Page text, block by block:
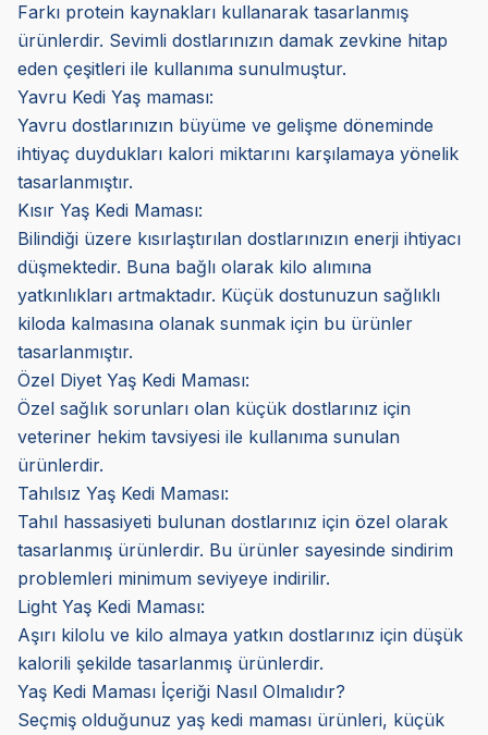
Farkı protein kaynakları kullanarak tasarlanmış
ürünlerdir. Sevimli dostlarınızın damak zevkine hitap
eden çeşitleri ile kullanıma sunulmuştur.
Yavru Kedi Yaş maması:
Yavru dostlarınızın büyüme ve gelişme döneminde
ihtiyaç duydukları kalori miktarını karşılamaya yönelik
tasarlanmıştır.
Kısır Yaş Kedi Maması:
Bilindiği üzere kısırlaştırılan dostlarınızın enerji ihtiyacı
düşmektedir. Buna bağlı olarak kilo alımına
yatkınlıkları artmaktadır. Küçük dostunuzun sağlıklı
kiloda kalmasına olanak sunmak için bu ürünler
tasarlanmıştır.
Özel Diyet Yaş Kedi Maması:
Özel sağlık sorunları olan küçük dostlarınız için
veteriner hekim tavsiyesi ile kullanıma sunulan
ürünlerdir.
Tahılsız Yaş Kedi Maması:
Tahıl hassasiyeti bulunan dostlarınız için özel olarak
tasarlanmış ürünlerdir. Bu ürünler sayesinde sindirim
problemleri minimum seviyeye indirilir.
Light Yaş Kedi Maması:
Aşırı kilolu ve kilo almaya yatkın dostlarınız için düşük
kalorili şekilde tasarlanmış ürünlerdir.
Yaş Kedi Maması İçeriği Nasıl Olmalıdır?
Seçmiş olduğunuz yaş kedi maması ürünleri, küçük